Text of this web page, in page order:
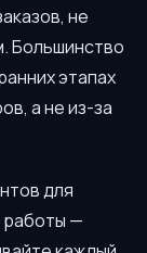
не
Большинство
этапах
а не из-за
для
работы —